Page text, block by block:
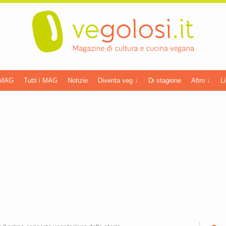
Tutti i MAG Notizie Diventa veg ↓ Di stagione Altro ↓